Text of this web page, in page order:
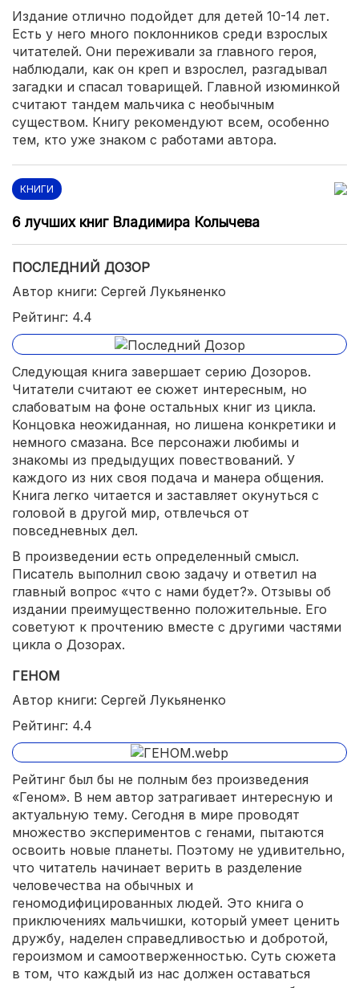
Издание отлично подойдет для детей 10-14 лет.
Есть у него много поклонников среди взрослых
читателей. Они переживали за главного героя,
наблюдали, как он креп и взрослел, разгадывал
загадки и спасал товарищей. Главной изюминкой
считают тандем мальчика с необычным
существом. Книгу рекомендуют всем, особенно
тем, кто уже знаком с работами автора.
КНИГИ
6 лучших книг Владимира Колычева
ПОСЛЕДНИЙ ДОЗОР
Автор книги: Сергей Лукьяненко
Рейтинг: 4.4
Следующая книга завершает серию Дозоров.
Читатели считают ее сюжет интересным, но
слабоватым на фоне остальных книг из цикла.
Концовка неожиданная, но лишена конкретики и
немного смазана. Все персонажи любимы и
знакомы из предыдущих повествований. У
каждого из них своя подача и манера общения.
Книга легко читается и заставляет окунуться с
головой в другой мир, отвлечься от
повседневных дел.
В произведении есть определенный смысл.
Писатель выполнил свою задачу и ответил на
главный вопрос «что с нами будет?». Отзывы об
издании преимущественно положительные. Его
советуют к прочтению вместе с другими частями
цикла о Дозорах.
ГЕНОМ
Автор книги: Сергей Лукьяненко
Рейтинг: 4.4
Рейтинг был бы не полным без произведения
«Геном». В нем автор затрагивает интересную и
актуальную тему. Сегодня в мире проводят
множество экспериментов с генами, пытаются
освоить новые планеты. Поэтому не удивительно,
что читатель начинает верить в разделение
человечества на обычных и
геномодифицированных людей. Это книга о
приключениях мальчишки, который умеет ценить
дружбу, наделен справедливостью и добротой,
героизмом и самоотверженностью. Суть сюжета
в том, что каждый из нас должен оставаться